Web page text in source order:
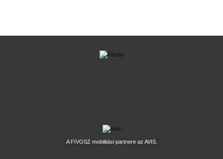
A FIVOSZ mobilitási partnere az AVIS.